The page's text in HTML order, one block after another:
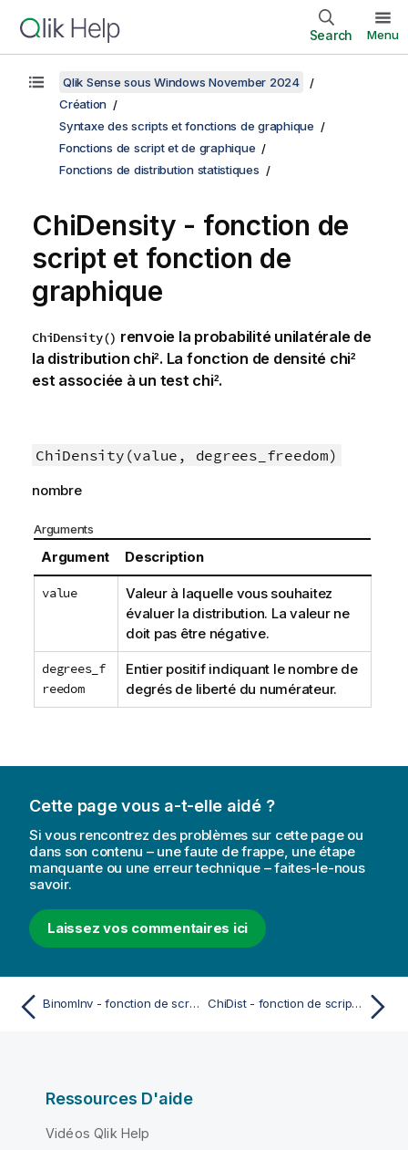
Search Menu
Qlik Sense sous Windows November 2024
Création
Syntaxe des scripts et fonctions de graphique
Fonctions de script et de graphique
Fonctions de distribution statistiques
ChiDensity - fonction de
script et fonction de
graphique
ChiDensity() renvoie la probabilité unilatérale de
la distribution chi2. La fonction de densité chi2
est associée à un test chi2.
ChiDensity(value, degrees_freedom)
nombre
Arguments
Argument Description
value
Valeur à laquelle vous souhaitez
évaluer la distribution. La valeur ne
doit pas être négative.
degrees_f
reedom
Entier positif indiquant le nombre de
degrés de liberté du numérateur.
Cette page vous a-t-elle aidé ?
Si vous rencontrez des problèmes sur cette page ou
dans son contenu – une faute de frappe, une étape
manquante ou une erreur technique – faites-le-nous
savoir.
Laissez vos commentaires ici
BinomInv - fonction de script et fonction de graphique ChiDist - fonction de script et fonction de graphique
Ressources D'aide
Vidéos Qlik Help